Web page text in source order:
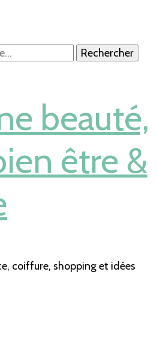
beauté,
être &
coiffure, shopping et idées